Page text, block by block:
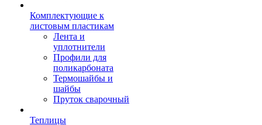
Комплектующие к
листовым пластикам
Лента и
уплотнители
Профили для
поликарбоната
Термошайбы и
шайбы
Пруток сварочный
Теплицы